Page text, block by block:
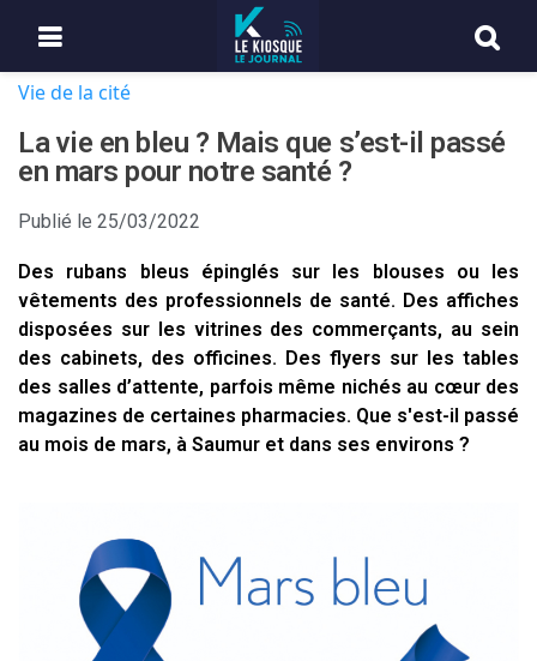
Vie de la cité
La vie en bleu ? Mais que s’est-il passé
en mars pour notre santé ?
Publié le 25/03/2022
Des rubans bleus épinglés sur les blouses ou les
vêtements des professionnels de santé. Des affiches
disposées sur les vitrines des commerçants, au sein
des cabinets, des officines. Des flyers sur les tables
des salles d’attente, parfois même nichés au cœur des
magazines de certaines pharmacies. Que s'est-il passé
au mois de mars, à Saumur et dans ses environs ?